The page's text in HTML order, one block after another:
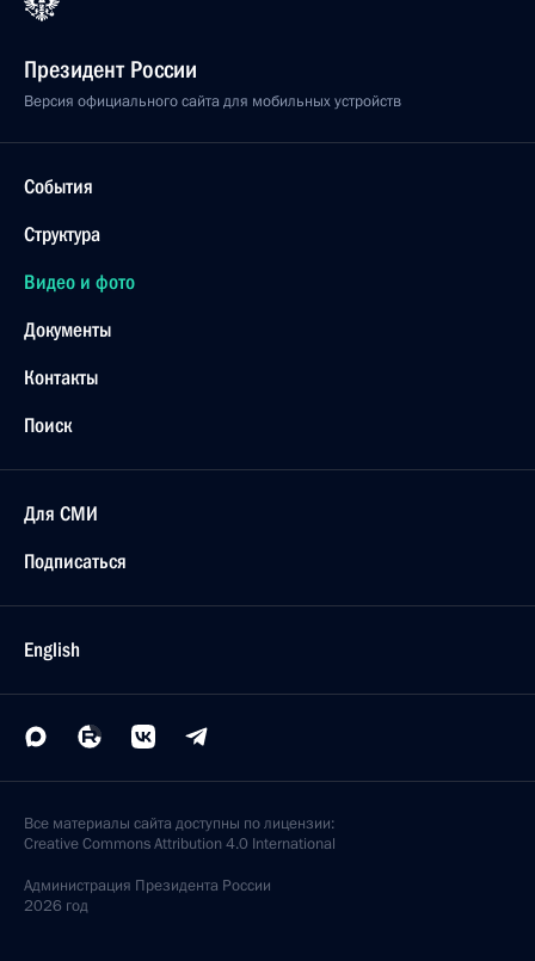
Президент России
Версия официального сайта для мобильных устройств
События
Структура
Видео и фото
Документы
Контакты
Поиск
Для СМИ
Подписаться
English
Все материалы сайта доступны по лицензии:
Creative Commons Attribution 4.0 International
Администрация Президента России
2026 год